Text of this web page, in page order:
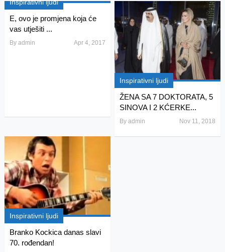
Inspirativni ljudi
E, ovo je promjena koja će
vas utješiti ...
By admin Apr 4, 2017
Inspirativni ljudi
ŽENA SA 7 DOKTORATA, 5
SINOVA I 2 KĆERKE...
Byadmin Nov 11, 2018
Inspirativni ljudi
Branko Kockica danas slavi
70. rođendan!